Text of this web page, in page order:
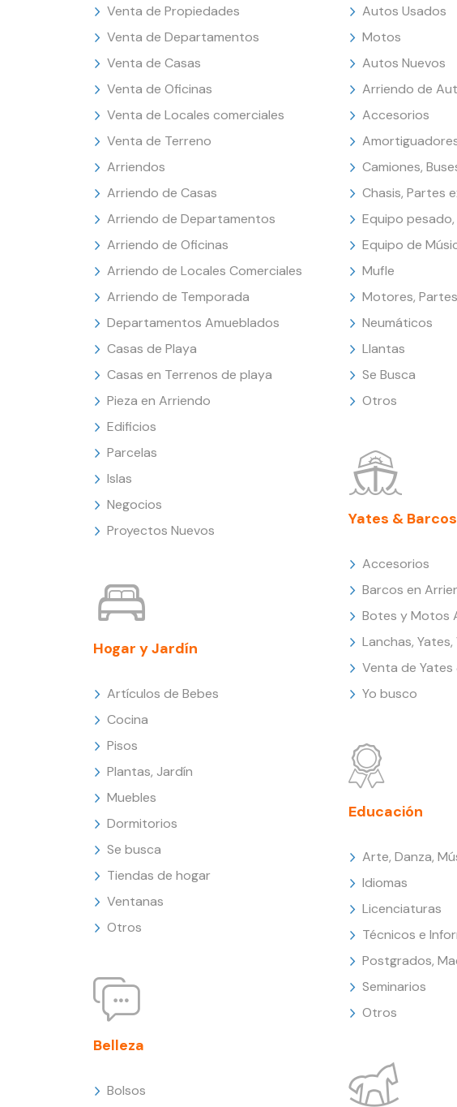
Venta de Propiedades
Venta de Departamentos
Venta de Casas
Venta de Oficinas
Venta de Locales comerciales
Venta de Terreno
Arriendos
Arriendo de Casas
Arriendo de Departamentos
Arriendo de Oficinas
Arriendo de Locales Comerciales
Arriendo de Temporada
Departamentos Amueblados
Casas de Playa
Casas en Terrenos de playa
Pieza en Arriendo
Edificios
Parcelas
Islas
Negocios
Proyectos Nuevos
Hogar y Jardín
Artículos de Bebes
Cocina
Pisos
Plantas, Jardín
Muebles
Dormitorios
Se busca
Tiendas de hogar
Ventanas
Otros
Belleza
Bolsos
Autos Usados
Motos
Autos Nuevos
Arriendo de
Accesorios
Camiones,
Chasis, Partes
Equipo
Equipo de
Mufle
Motores, Partes
Neumáticos
Llantas
Se Busca
Otros
Yates & Barcos
Accesorios
Barcos en
Botes y Motos
Lanchas,
Venta de Yates
Yo busco
Educación
Arte, Danza,
Idiomas
Licenciaturas
Técnicos e
Postgrados,
Seminarios
Otros